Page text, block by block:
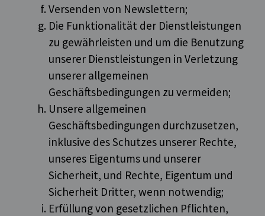
Versenden von Newslettern;
Die Funktionalität der Dienstleistungen
zu gewährleisten und um die Benutzung
unserer Dienstleistungen in Verletzung
unserer allgemeinen
Geschäftsbedingungen zu vermeiden;
Unsere allgemeinen
Geschäftsbedingungen durchzusetzen,
inklusive des Schutzes unserer Rechte,
unseres Eigentums und unserer
Sicherheit, und Rechte, Eigentum und
Sicherheit Dritter, wenn notwendig;
Erfüllung von gesetzlichen Pflichten,